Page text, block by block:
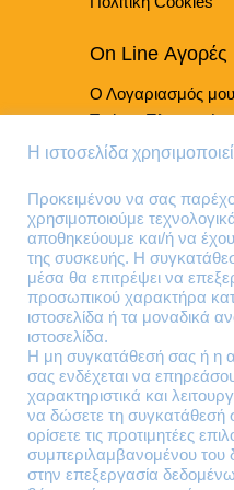
On Line Αγορές
Ο Λογαριασμός μου
Τρόποι Πληρωμής
Τρόποι Παράδοσης
Τηλέφωνα
210 41 13 636
210 41 13 280
Διεύθυνση
Θηβών 220
Άγιος Ιωάννης
Ρέντης
Τ.Κ. 182 33
Η ιστοσελίδα
Προκειμένου να σας
χρησιμοποιούμε
αποθηκεύουμε και/ή να
της συσκευής. Η
μέσα θα επιτρέψει να
προσωπικού χαρακτήρα
ιστοσελίδα ή τα μοναδικά
ιστοσελίδα.
Η μη συγκατάθεσή σας ή η
σας ενδέχεται να
χαρακτηριστικά και
να δώσετε τη
ορίσετε τις προτιμητέες
συμπεριλαμβανομένου του
στην επεξεργασία